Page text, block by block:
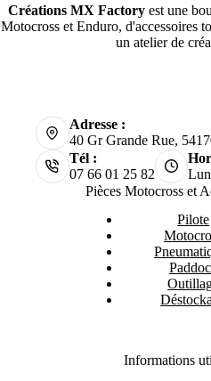
Créations MX Factoryest une
Motocross et Enduro, d'accessoires
un atelier de
Adresse :
40 Gr Grande Rue,
Tél :
07 66 01 25 82
Pièces Motocross et
Pilote
Informations